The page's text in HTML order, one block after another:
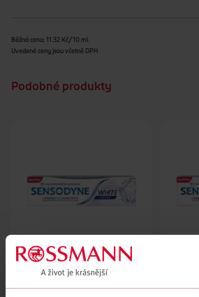
Běžná cena: 11.32 Kč/10 ml
Uvedené ceny jsou včetně DPH
Podobné produkty
Bělicí zubní pasta pro citlivé
zuby Advanced White Deep
Bělicí
zuby